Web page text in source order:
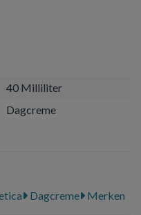
40 Milliliter
Dagcreme
Dagcreme Merken